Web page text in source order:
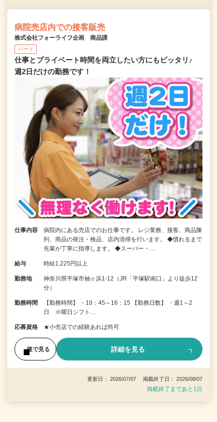
病院売店内での接客販売
株式会社フォーライフ企画 商品課
パート
仕事とプライベート時間を両立したい方にもピッタリ♪
週2日だけの勤務です！
仕事内容
病院内にある売店でのお仕事です。 レジ業務、接客、商品陳
列、商品の発注・検品、店内清掃を行います。 ◆慣れるまで
先輩が丁寧に指導します。 ◆スーパー・…
給与 時給1,225円以上
勤務地
神奈川県平塚市袖ヶ浜1-12（JR「平塚駅南口」より徒歩12
分）
勤務時間
【勤務時間】 ・10：45～16：15 【勤務日数】 ・週1～2
日 ※曜日シフト…
応募資格 ★小売店での経験あれば尚可
後で見る 詳細を見る
更新日： 2026/07/07 掲載終了日： 2026/08/07
掲載終了まであと1日